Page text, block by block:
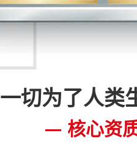
一切为了人类
核心资